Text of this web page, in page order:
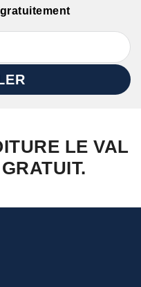
LE VAL